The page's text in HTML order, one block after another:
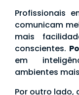
Profissionais
comunicam
mais
conscientes.
em
ambientes
Por outro lado,